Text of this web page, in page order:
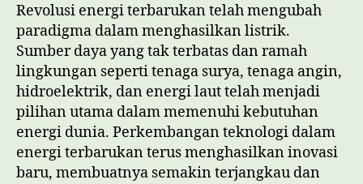
Revolusi energi terbarukan telah mengubah
paradigma dalam menghasilkan listrik.
Sumber daya yang tak terbatas dan ramah
lingkungan seperti tenaga surya, tenaga angin,
hidroelektrik, dan energi laut telah menjadi
pilihan utama dalam memenuhi kebutuhan
energi dunia. Perkembangan teknologi dalam
energi terbarukan terus menghasilkan inovasi
baru, membuatnya semakin terjangkau dan